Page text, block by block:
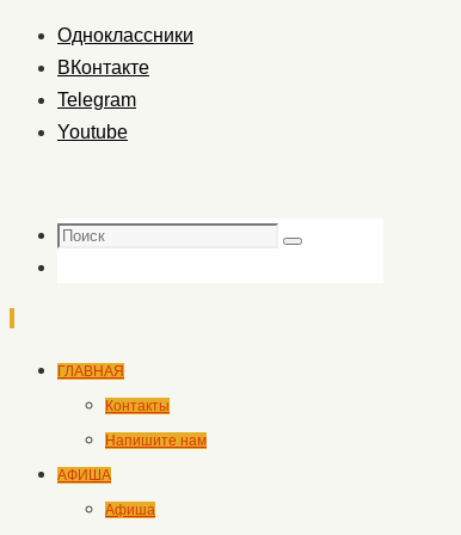
Одноклассники
ВКонтакте
Telegram
Youtube
Поиск
Поиск
Перейти
содержимому
ГЛАВНАЯ
Контакты
Напишите нам
АФИША
Афиша